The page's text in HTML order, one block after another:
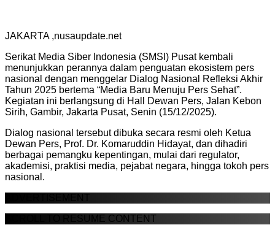
JAKARTA ,nusaupdate.net
Serikat Media Siber Indonesia (SMSI) Pusat kembali
menunjukkan perannya dalam penguatan ekosistem pers
nasional dengan menggelar Dialog Nasional Refleksi Akhir
Tahun 2025 bertema “Media Baru Menuju Pers Sehat”.
Kegiatan ini berlangsung di Hall Dewan Pers, Jalan Kebon
Sirih, Gambir, Jakarta Pusat, Senin (15/12/2025).
Dialog nasional tersebut dibuka secara resmi oleh Ketua
Dewan Pers, Prof. Dr. Komaruddin Hidayat, dan dihadiri
berbagai pemangku kepentingan, mulai dari regulator,
akademisi, praktisi media, pejabat negara, hingga tokoh pers
nasional.
ADVERTISEMENT
SCROLL TO RESUME CONTENT